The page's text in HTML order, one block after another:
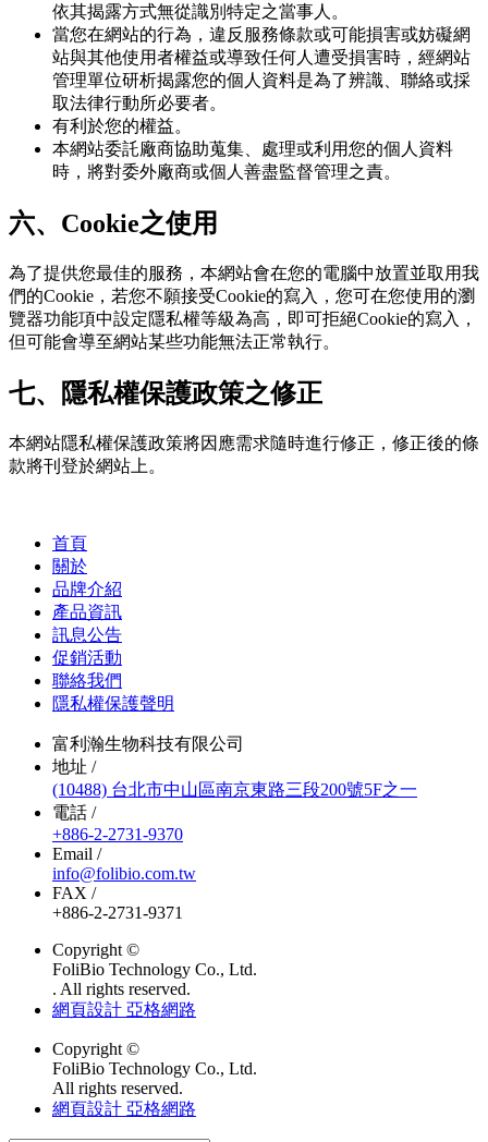
依其揭露方式無從識別特定之當事人。
當您在網站的行為，違反服務條款或可能損害或妨礙網
站與其他使用者權益或導致任何人遭受損害時，經網站
管理單位研析揭露您的個人資料是為了辨識、聯絡或採
取法律行動所必要者。
有利於您的權益。
本網站委託廠商協助蒐集、處理或利用您的個人資料
時，將對委外廠商或個人善盡監督管理之責。
六、Cookie之使用
為了提供您最佳的服務，本網站會在您的電腦中放置並取用我
們的Cookie，若您不願接受Cookie的寫入，您可在您使用的瀏
覽器功能項中設定隱私權等級為高，即可拒絕Cookie的寫入，
但可能會導至網站某些功能無法正常執行。
七、隱私權保護政策之修正
本網站隱私權保護政策將因應需求隨時進行修正，修正後的條
款將刊登於網站上。
首頁
關於
品牌介紹
產品資訊
訊息公告
促銷活動
聯絡我們
隱私權保護聲明
富利瀚生物科技有限公司
地址 /
(10488) 台北市中山區南京東路三段200號5F之一
電話 /
+886-2-2731-9370
Email /
info@folibio.com.tw
FAX /
+886-2-2731-9371
Copyright ©
FoliBio Technology Co., Ltd.
. All rights reserved.
網頁設計 亞格網路
Copyright ©
FoliBio Technology Co., Ltd.
All rights reserved.
網頁設計 亞格網路